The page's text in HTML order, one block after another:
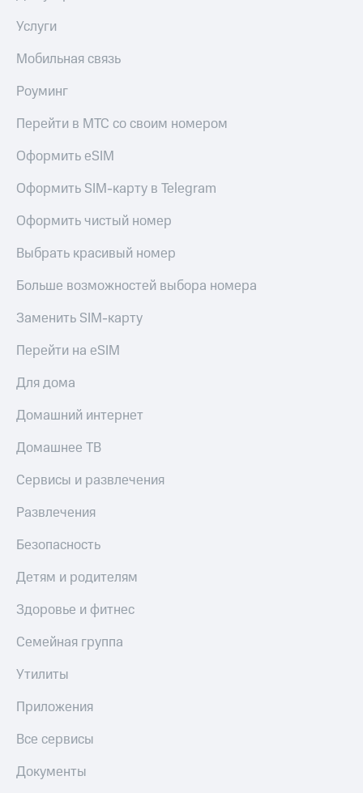
Услуги
Мобильная связь
Роуминг
Перейти в МТС со своим номером
Оформить eSIM
Оформить SIM-карту в Telegram
Оформить чистый номер
Выбрать красивый номер
Больше возможностей выбора номера
Заменить SIM-карту
Перейти на eSIM
Для дома
Домашний интернет
Домашнее ТВ
Сервисы и развлечения
Развлечения
Безопасность
Детям и родителям
Здоровье и фитнес
Семейная группа
Утилиты
Приложения
Все сервисы
Документы